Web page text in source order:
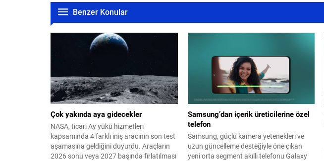
Benzer Konular
Çok yakında aya gidecekler
NASA, ticari Ay yükü hizmetleri
kapsamında 4 farklı iniş aracının son test
aşamasına geldiğini duyurdu. Araçların
2026 sonu veya 2027 başında fırlatılması
Samsung’dan içerik üreticilerine özel
telefon
Samsung, güçlü kamera yetenekleri ve
uzun güncelleme desteğiyle öne çıkan
yeni orta segment akıllı telefonu Galaxy